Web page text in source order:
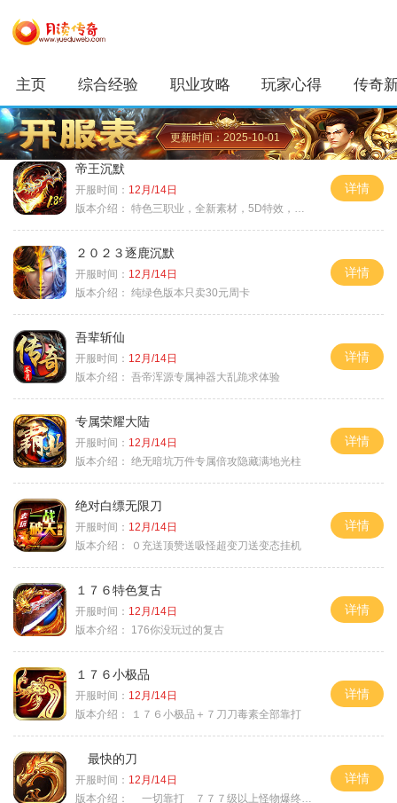
主页 综合经验 职业攻略 玩家心得 传奇
更新时间：2025-10-01
帝王沉默
开服时间： 12月/14日
版本介绍： 特色三职业，全新素材，5D特效，不卡图
详情
２０２３逐鹿沉默
开服时间： 12月/14日
版本介绍： 纯绿色版本只卖30元周卡
详情
吾辈斩仙
开服时间： 12月/14日
版本介绍： 吾帝浑源专属神器大乱跪求体验
详情
专属荣耀大陆
开服时间： 12月/14日
版本介绍： 绝无暗坑万件专属倍攻隐藏满地光柱
详情
绝对白缥无限刀
开服时间： 12月/14日
版本介绍：
０充送顶赞送吸怪超变刀送变态挂机
详情
１７６特色复古
开服时间： 12月/14日
版本介绍：
176你没玩过的复古
详情
１７６小极品
开服时间： 12月/14日
版本介绍：
１７６小极品＋７刀刀毒素全部靠打
详情
最快的刀
开服时间： 12月/14日
版本介绍：
一切靠打 ７７７级以上怪物爆终极
详情